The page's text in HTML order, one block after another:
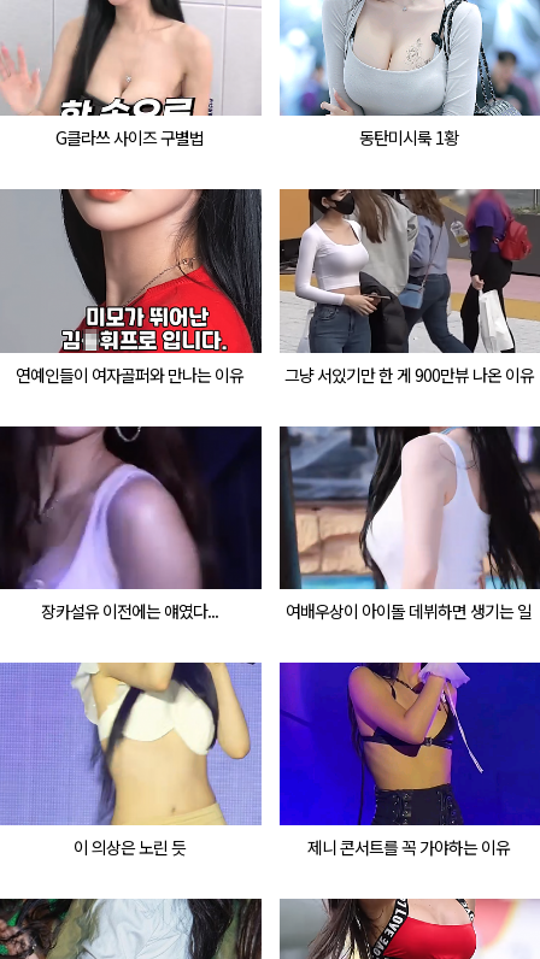
G클라쓰 사이즈 구별법 동탄미시룩 1황
연예인들이 여자골퍼와 만나는 이유 그냥 서있기만 한 게 900만뷰 나온 이유
장카설유 이전에는 얘였다... 여배우상이 아이돌 데뷔하면 생기는 일
이 의상은 노린 듯 제니 콘서트를 꼭 가야하는 이유